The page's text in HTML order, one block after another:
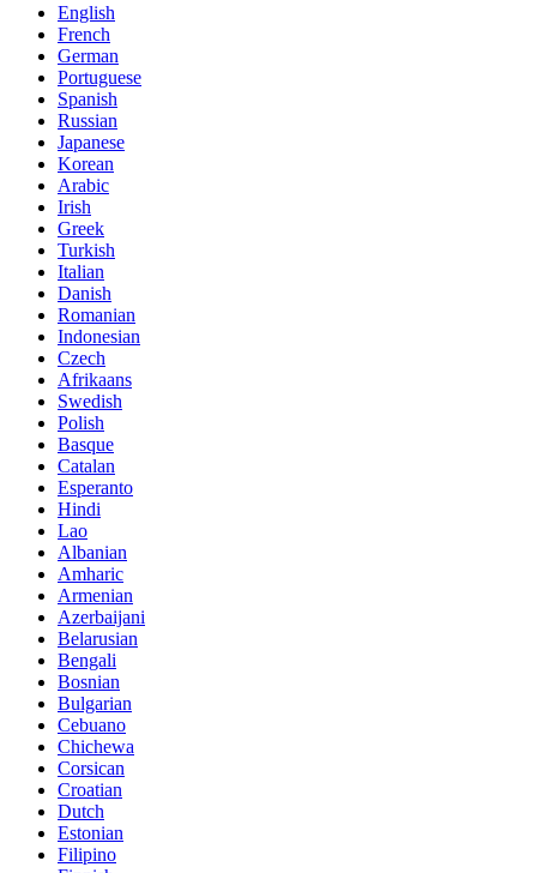
English
French
German
Portuguese
Spanish
Russian
Japanese
Korean
Arabic
Irish
Greek
Turkish
Italian
Danish
Romanian
Indonesian
Czech
Afrikaans
Swedish
Polish
Basque
Catalan
Esperanto
Hindi
Lao
Albanian
Amharic
Armenian
Azerbaijani
Belarusian
Bengali
Bosnian
Bulgarian
Cebuano
Chichewa
Corsican
Croatian
Dutch
Estonian
Filipino